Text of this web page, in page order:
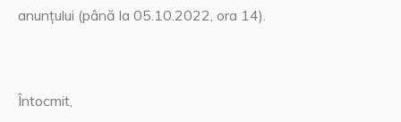
anunţului (până la 05.10.2022, ora 14).
Întocmit,